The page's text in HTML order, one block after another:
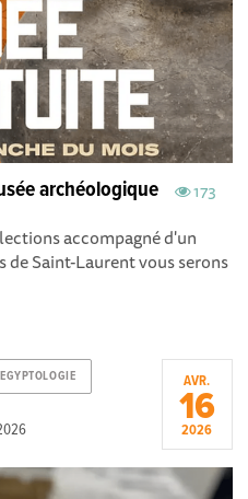
173
archéologique
accompagné d'un
de Saint-Laurent vous serons
EGYPTOLOGIE AVR.
16
2026